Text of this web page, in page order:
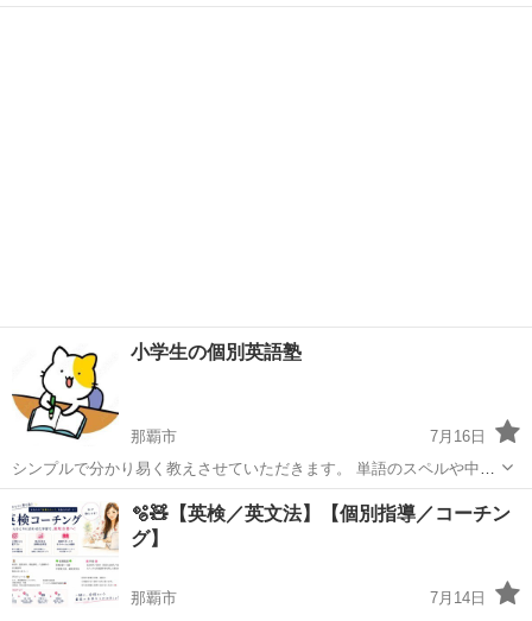
は元気に見えるけれど、 この子は今、とても疲れているのかもしれな
小学生の個別英語塾
那覇市
7月16日
シンプルで分かり易く教えさせていただきます。 単語のスペルや中学
英語レベルの文法の徹底的な説明を行い、基礎から順序良く纏めて、
整理して理解し身に付けていくことができます。 そして、楽しく簡単
で日常的にずっと使える英語を学...
沖縄 那覇市 塾 レッスン
🫧🧸【英検／英文法】【個別指導／コーチン
グ】
那覇市
7月14日